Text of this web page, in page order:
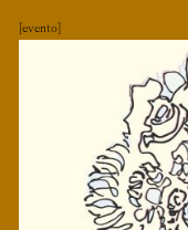
evento